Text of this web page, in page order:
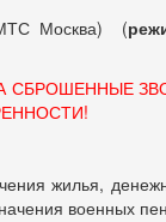
Москва) (
СБРОШЕННЫЕ
жилья,
военных